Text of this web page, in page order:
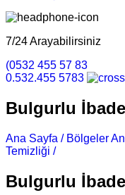
7/24 Arayabilirsiniz
(0532 455 57 83
0.532.455 5783
Bulgurlu
Ana Sayfa / Bölgeler
Temizliği /
Bulgurlu